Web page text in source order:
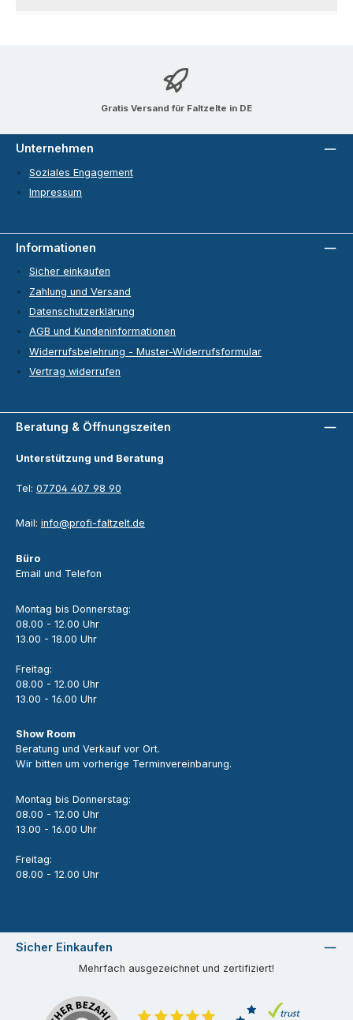
Gratis Versand für Faltzelte in DE
Beratung & Öffnungszeiten
Unterstützung und Beratung
Tel: 07704 407 98 90
Mail: info@profi-faltzelt.de
Büro
Email und Telefon
Montag bis Donnerstag:
08.00 - 12.00 Uhr
13.00 - 18.00 Uhr
Freitag:
08.00 - 12.00 Uhr
13.00 - 16.00 Uhr
Show Room
Beratung und Verkauf vor Ort.
Wir bitten um vorherige Terminvereinbarung.
Montag bis Donnerstag:
08.00 - 12.00 Uhr
13.00 - 16.00 Uhr
Freitag:
08.00 - 12.00 Uhr
Unternehmen
Soziales Engagement
Impressum
Informationen
Sicher einkaufen
Zahlung und Versand
Datenschutzerklärung
AGB und Kundeninformationen
Widerrufsbelehrung - Muster-Widerrufsformular
Vertrag widerrufen
Sicher Einkaufen
Mehrfach ausgezeichnet und zertifiziert!